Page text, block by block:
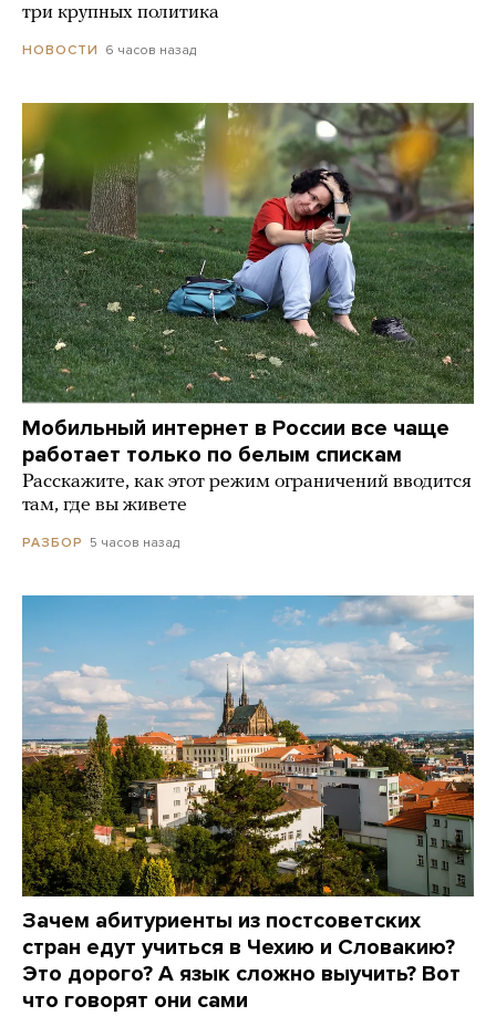
три крупных политика
НОВОСТИ 6 часов назад
Мобильный интернет в России все чаще
работает только по белым спискам
Расскажите, как этот режим ограничений вводится
там, где вы живете
РАЗБОР 5 часов назад
Зачем абитуриенты из постсоветских
стран едут учиться в Чехию и Словакию?
Это дорого? А язык сложно выучить? Вот
что говорят они сами